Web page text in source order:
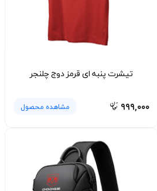
تیشرت پنبه ای قرمز دوج چلنجر
۹۹۹,۰۰۰ مشاهده محصول